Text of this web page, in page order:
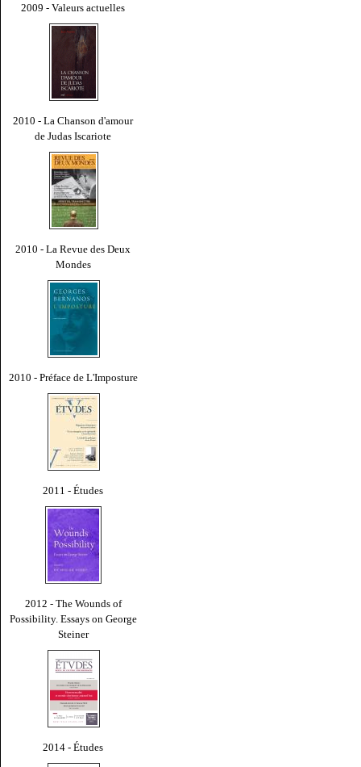
2009 - Valeurs actuelles
2010 - La Chanson d'amour
de Judas Iscariote
2010 - La Revue des Deux
Mondes
2010 - Préface de L'Imposture
2011 - Études
2012 - The Wounds of
Possibility. Essays on George
Steiner
2014 - Études